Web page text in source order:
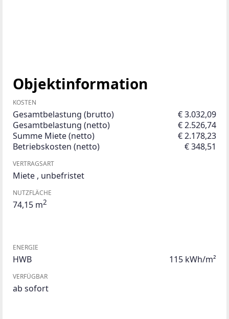
Objektinformation
KOSTEN
Gesamtbelastung (brutto)
€ 3.032,09
Gesamtbelastung (netto)
€ 2.526,74
Summe Miete (netto)
€ 2.178,23
Betriebskosten (netto)
€ 348,51
VERTRAGSART
Miete , unbefristet
NUTZFLÄCHE
74,15 m2
ENERGIE
HWB 115 kWh/m²
VERFÜGBAR
ab sofort